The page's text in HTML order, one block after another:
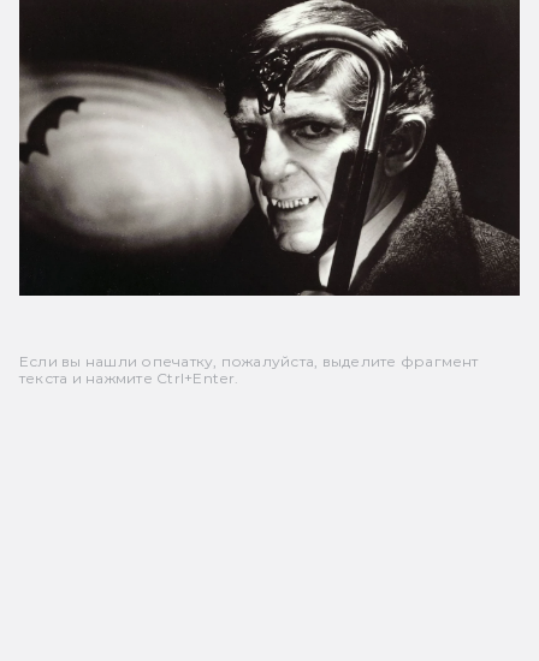
Если вы нашли опечатку, пожалуйста, выделите фрагмент
текста и нажмите Ctrl+Enter.